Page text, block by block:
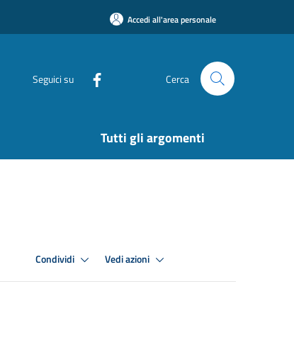
Accedi all'area personale
Seguici su Cerca
Tutti gli argomenti
Condividi Vedi azioni